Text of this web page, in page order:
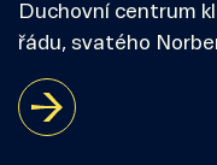
Duchovní centrum
řádu, svatého